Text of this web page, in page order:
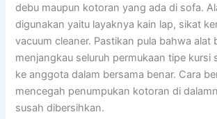
debu maupun kotoran yang ada di sofa.
digunakan yaitu layaknya kain lap, sikat
vacuum cleaner. Pastikan pula bahwa alat
menjangkau seluruh permukaan tipe kursi
ke anggota dalam bersama benar. Cara
mencegah penumpukan kotoran di
susah dibersihkan.